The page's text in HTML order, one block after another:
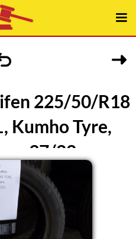
225/50/R18
Kumho Tyre,
37/22